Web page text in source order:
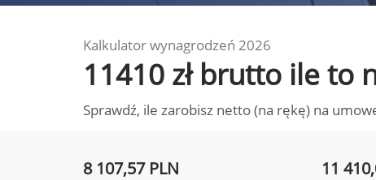
Kalkulator wynagrodzeń 2026
11410 zł brutto ile to
Sprawdź, ile zarobisz netto (na rękę) na
8 107,57 PLN 11